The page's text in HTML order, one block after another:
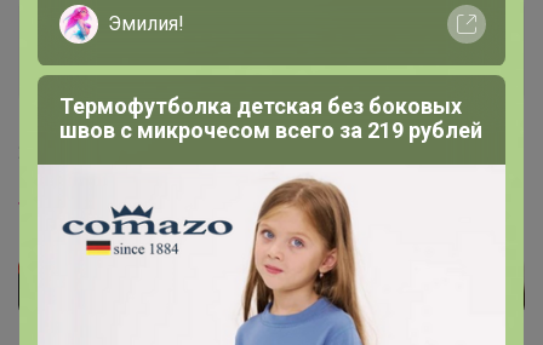
Леныра
Организатор СП
Tarantula , Здравствуйте. на неделе
Эмилия!
Термофутболка детская без боковых
швов с микрочесом всего за 219 рублей